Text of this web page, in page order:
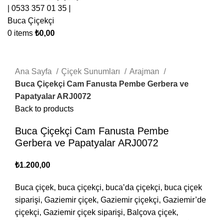
0 items ₺0,00
Ana Sayfa
Çiçek Sunumları
Arajman
Buca Çiçekçi Cam Fanusta Pembe Gerbera ve
Papatyalar ARJ0072
Back to products
Buca Çiçekçi Cam Fanusta Pembe
Gerbera ve Papatyalar ARJ0072
₺1.200,00
Buca çiçek, buca çiçekçi, buca’da çiçekçi, buca çiçek
siparişi, Gaziemir çiçek, Gaziemir çiçekçi, Gaziemir’de
çiçekçi, Gaziemir çiçek siparişi, Balçova çiçek,